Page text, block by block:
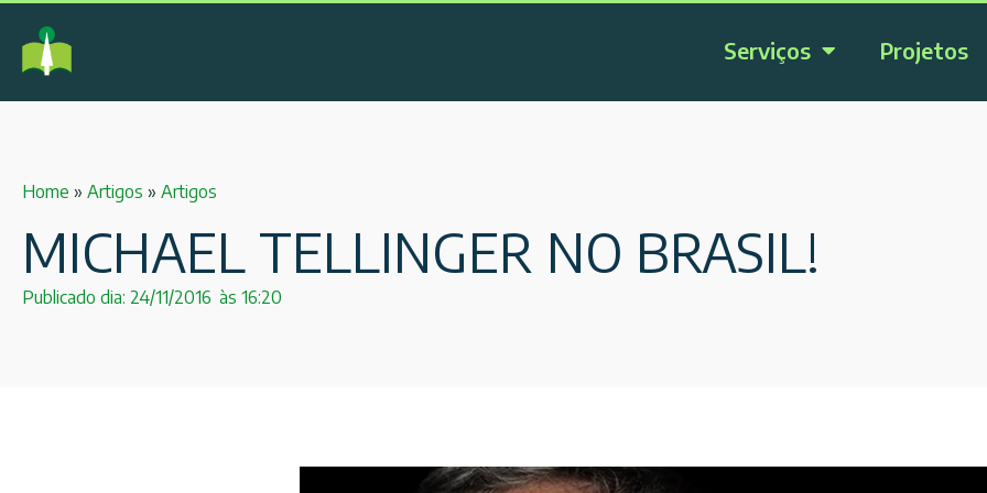
Serviços Projetos
Home » Artigos » Artigos
MICHAEL TELLINGER NO BRASIL!
Publicado dia: 24/11/2016 às 16:20